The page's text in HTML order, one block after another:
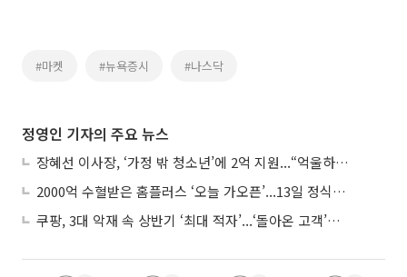
#마켓 #뉴욕증시 #나스닥
정영인 기자의 주요 뉴스
장혜선 이사장, ‘가정 밖 청소년’에 2억 지원...“억울하고 아파도 단단해지길”
2000억 수혈받은 홈플러스 ‘오늘 가오픈’...13일 정식 개장 시험대
쿠팡, 3대 악재 속 상반기 ‘최대 적자’...‘돌아온 고객’에 수익성 반등 주목